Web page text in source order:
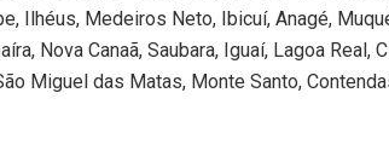
Ilhéus, Medeiros Neto, Ibicuí, Anagé,
Nova Canaã, Saubara, Iguaí, Lagoa Real,
Miguel das Matas, Monte Santo,